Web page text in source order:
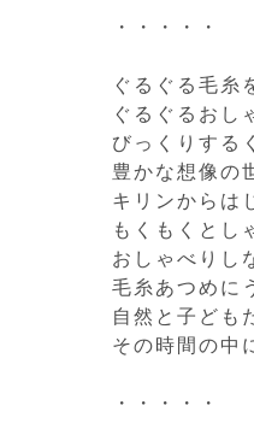
・・・・・
ぐるぐる毛糸
ぐるぐるおし
びっくりする
豊かな想像の
キリンからは
もくもくとし
おしゃべりし
毛糸あつめに
自然と子ども
その時間の中
・・・・・